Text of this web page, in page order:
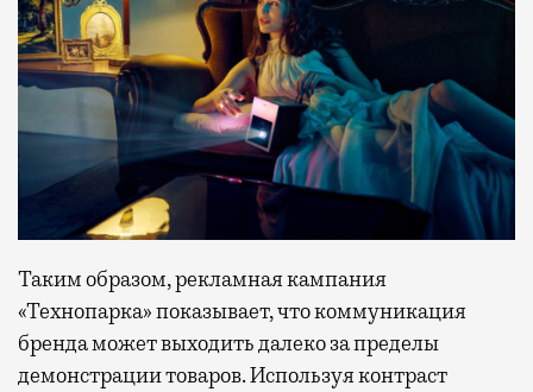
Таким образом, рекламная кампания
«Технопарка» показывает, что коммуникация
бренда может выходить далеко за пределы
демонстрации товаров. Используя контраст